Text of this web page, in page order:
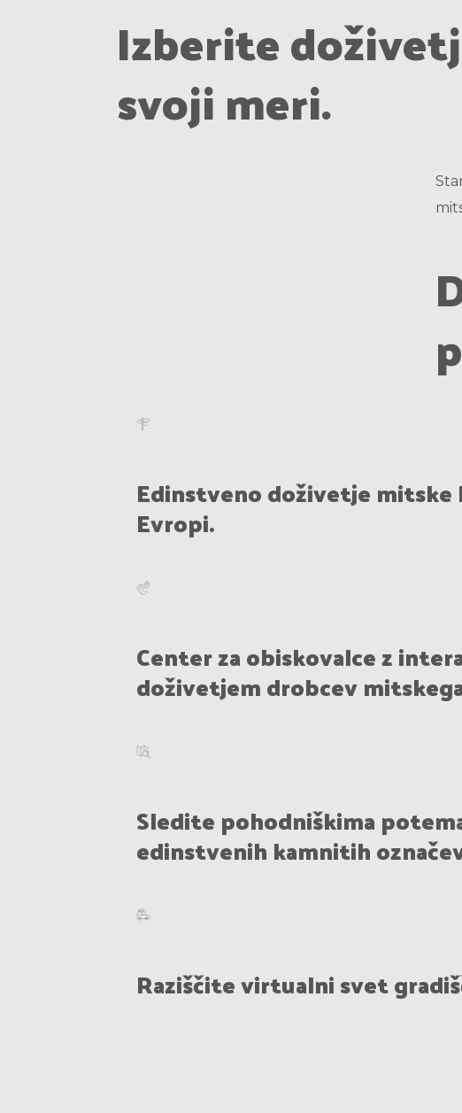
Izberite
svoji meri.
Edinstveno doživetje mitske
Evropi.
Center za obiskovalce z
doživetjem drobcev
Sledite pohodniškima
edinstvenih kamnitih
Raziščite virtualni svet